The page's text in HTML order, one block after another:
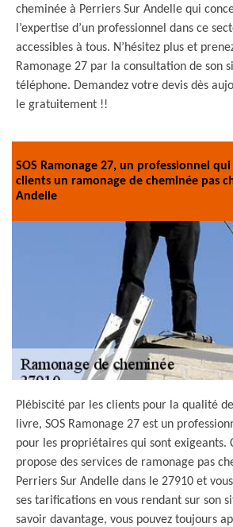
cheminée à Perriers Sur Andelle qui
l’expertise d’un professionnel dans ce
accessibles à tous. N’hésitez plus et
Ramonage 27 par la consultation de son
téléphone. Demandez votre devis dès
le gratuitement !!
SOS Ramonage 27, un professionnel
clients un ramonage de cheminée pas
Andelle
Plébiscité par les clients pour la qualité
livre, SOS Ramonage 27 est un
pour les propriétaires qui sont exigeants.
propose des services de ramonage pas
Perriers Sur Andelle dans le 27910 et
ses tarifications en vous rendant sur son
savoir davantage, vous pouvez toujours